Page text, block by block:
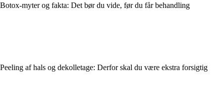
Botox-myter og fakta: Det bør du vide, før du får behandling
Peeling af hals og dekolletage: Derfor skal du være ekstra forsigtig